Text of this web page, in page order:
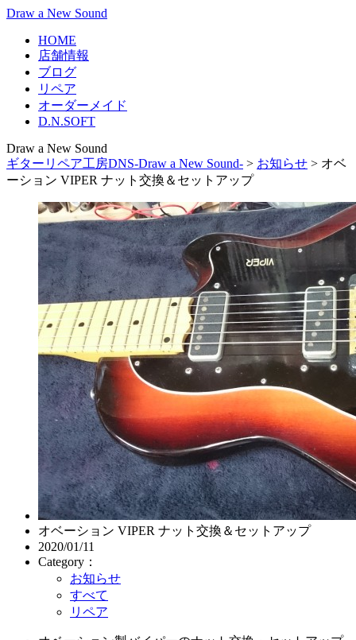
Draw a New Sound
HOME
店舗情報
ブログ
リペア
オーダーメイド
D.N.SOFT
Draw a New Sound
ギターリペア工房DNS-Draw a New Sound- > お知らせ > オベ
ーション VIPER ナット交換＆セットアップ
オベーション VIPER ナット交換＆セットアップ
2020/01/11
Category：
お知らせ
すべて
リペア